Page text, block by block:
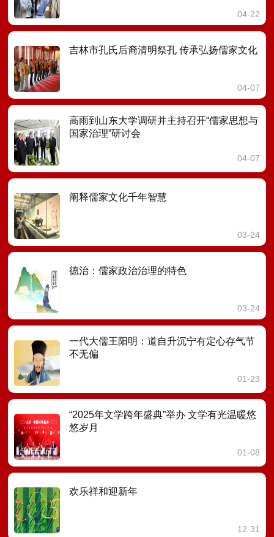
04-22
吉林市孔氏后裔清明祭孔 传承弘扬儒家文化
04-07
高雨到山东大学调研并主持召开“儒家思想与
国家治理”研讨会
04-07
阐释儒家文化千年智慧
03-24
德治：儒家政治治理的特色
03-24
一代大儒王阳明：道自升沉宁有定心存气节
不无偏
01-23
“2025年文学跨年盛典”举办 文学有光温暖悠
悠岁月
01-08
欢乐祥和迎新年
12-31